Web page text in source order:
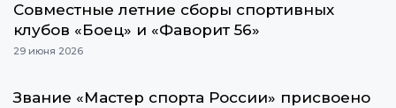
Cовместные летние сборы спортивных
клубов «Боец» и «Фаворит 56»
29 июня 2026
Звание «Мастер спорта России» присвоено